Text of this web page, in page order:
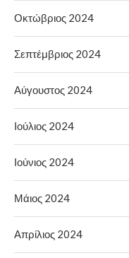
Οκτώβριος 2024
Σεπτέμβριος 2024
Αύγουστος 2024
Ιούλιος 2024
Ιούνιος 2024
Μάιος 2024
Απρίλιος 2024